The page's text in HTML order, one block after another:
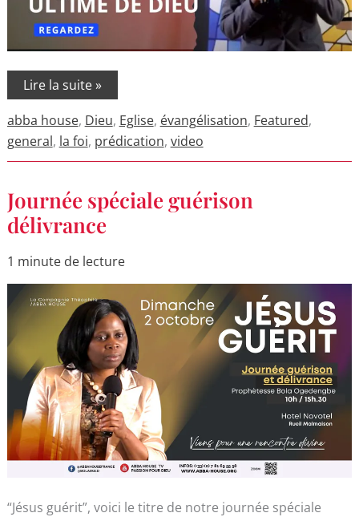
Lire la suite »
abba house, Dieu, Eglise, évangélisation, Featured,
general, la foi, prédication, video
Journée spéciale guérison
délivrance
1 minute de lecture
“Jésus guérit”, voici le titre de notre journée spéciale
Journée
spéciale
guérison
délivrance